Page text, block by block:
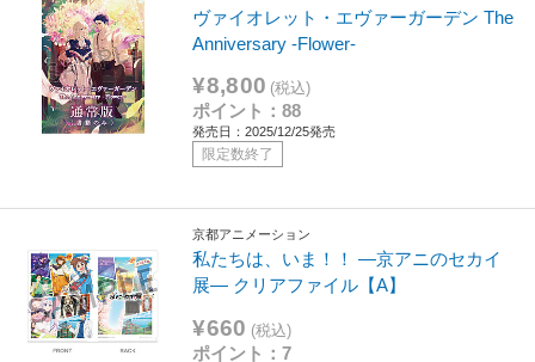
ヴァイオレット・エヴァーガーデン The
Anniversary -Flower-
¥8,800 (税込)
ポイント：88
発売日：2025/12/25発売
限定数終了
京都アニメーション
私たちは、いま！！ ―京アニのセカイ
展― クリアファイル【A】
¥660 (税込)
ポイント：7